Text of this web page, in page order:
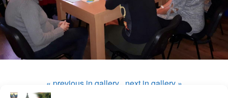
« previous in gallery next in gallery »